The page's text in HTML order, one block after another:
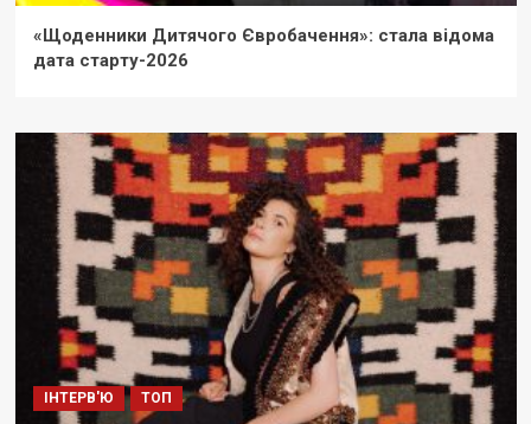
«Щоденники Дитячого Євробачення»: стала відома
дата старту-2026
ІНТЕРВ'Ю ТОП